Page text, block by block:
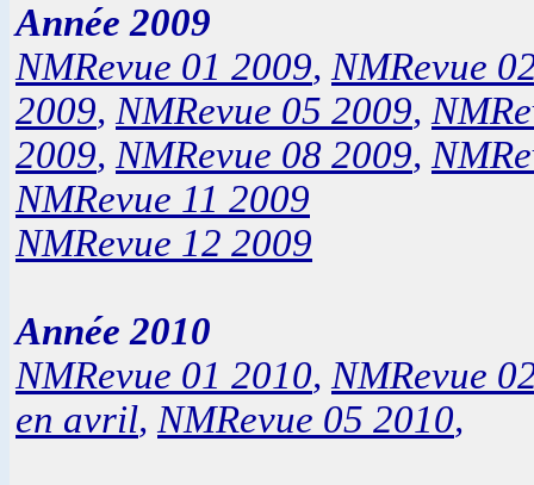
Année 2009
NMRevue 01 2009, NMRevue
2009, NMRevue 05 2009,
2009, NMRevue 08 2009,
NMRevue 11 2009
NMRevue 12 2009
Année 2010
NMRevue 01 2010, NMRevue
en avril, NMRevue 05 2010,